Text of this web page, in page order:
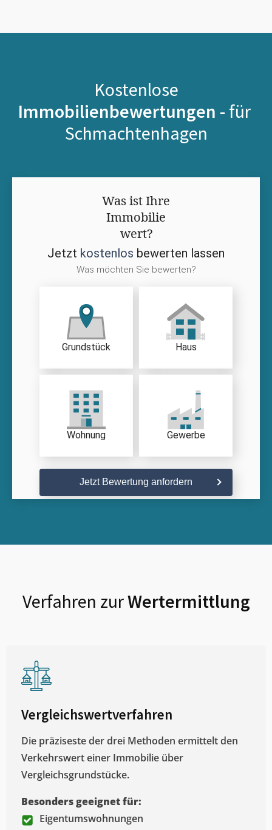
Kostenlose
Immobilienbewertungen - für
Schmachtenhagen
Was ist Ihre
Immobilie
wert?
Jetzt kostenlos bewerten lassen
Was möchten Sie bewerten?
Grundstück Haus
Wohnung Gewerbe
Jetzt Bewertung anfordern
Verfahren zurWertermittlung
Vergleichswertverfahren
Die präziseste der drei Methoden ermittelt den
Verkehrswert einer Immobilie über
Vergleichsgrundstücke.
Besonders geeignet für:
Eigentumswohnungen